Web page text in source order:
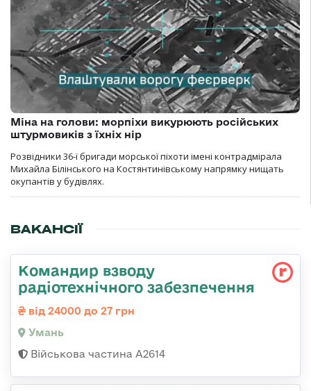
Міна на голови: морпіхи викурюють російських
штурмовиків з їхніх нір
Розвідники 36-ї бригади морської піхоти імені контрадмірала
Михайла Білінського на Костянтинівському напрямку нищать
окупантів у будівлях.
ВАКАНСІЇ
Командир взводу
радіотехнічного забезпечення
від 24000 до 27 грн
Умань
Військова частина А2614